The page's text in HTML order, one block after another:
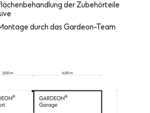
der Zubehörteile
durch das Gardeon-Team